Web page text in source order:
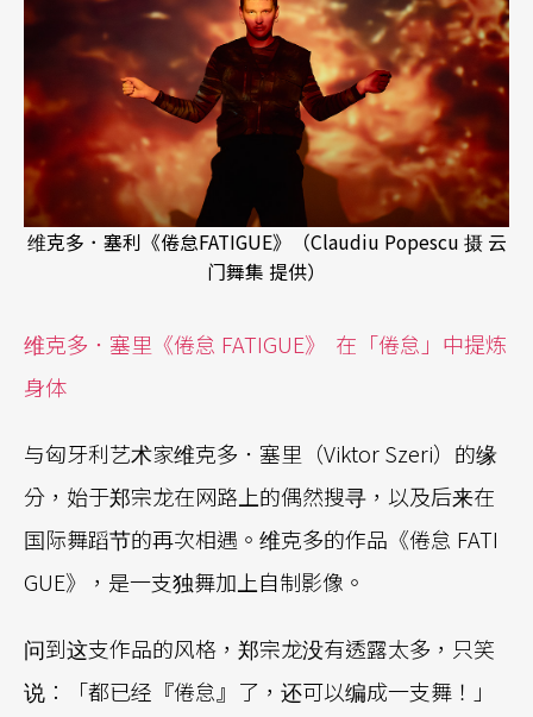
维克多．塞利《倦怠FATIGUE》（Claudiu Popescu 摄 云
门舞集 提供）
维克多．塞里《倦怠 FATIGUE》 在「倦怠」中提炼
身体
与匈牙利艺术家维克多．塞里（Viktor Szeri）的缘
分，始于郑宗龙在网路上的偶然搜寻，以及后来在
国际舞蹈节的再次相遇。维克多的作品《倦怠 FATI
GUE》，是一支独舞加上自制影像。
问到这支作品的风格，郑宗龙没有透露太多，只笑
说：「都已经『倦怠』了，还可以编成一支舞！」